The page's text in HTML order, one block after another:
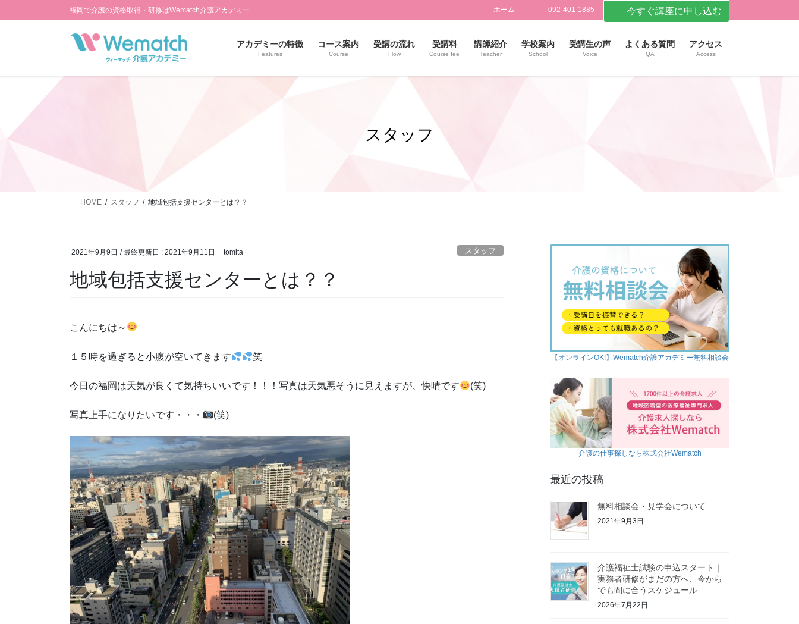
ン
ビ
福岡で介護の資格取得・研修はWematch介護アカデミー ホーム 092-401-1885 今すぐ講座に申し込む
アカデミーの特徴
Features
コース案内
Course
受講の流れ
Flow
受講料
Course fee
講師紹介
Teacher
学校案内
School
受講生の声
Voice
よくある質問
QA
アクセス
Access
スタッフ
HOME スタッフ 地域包括支援センターとは？？
2021年9月9日 / 最終更新日 : 2021年9月11日 tomita スタッフ
地域包括支援センターとは？？
こんにちは～
１５時を過ぎると小腹が空いてきます 笑
今日の福岡は天気が良くて気持ちいいです！！！写真は天気悪そうに見えますが、快晴です (笑)
写真上手になりたいです・・・ (笑)
【オンラインOK!】Wematch介護アカデミー無料相談会
介護の仕事探しなら株式会社Wematch
最近の投稿
無料相談会・見学会について
2021年9月3日
介護福祉士試験の申込スタート｜
実務者研修がまだの方へ、今から
でも間に合うスケジュール
2026年7月22日